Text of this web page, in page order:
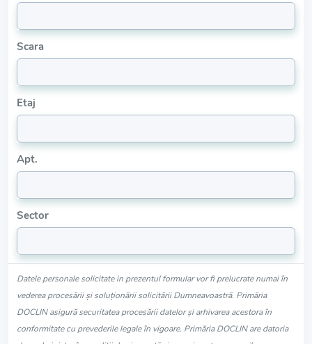
Scara
Etaj
Apt.
Sector
Datele personale solicitate in prezentul formular vor fi prelucrate numai în
vederea procesării și soluționării solicitării Dumneavoastră. Primăria
DOCLIN asigură securitatea procesării datelor și arhivarea acestora în
conformitate cu prevederile legale în vigoare. Primăria DOCLIN are datoria